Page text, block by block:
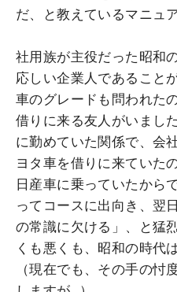
だ、と教えているマニュ
社用族が主役だった昭和
応しい企業人であること
車のグレードも問われた
借りに来る友人がいまし
に勤めていた関係で、会
ヨタ車を借りに来ていた
日産車に乗っていたから
ってコースに出向き、翌
の常識に欠ける」、と猛
くも悪くも、昭和の時代
（現在でも、その手の忖